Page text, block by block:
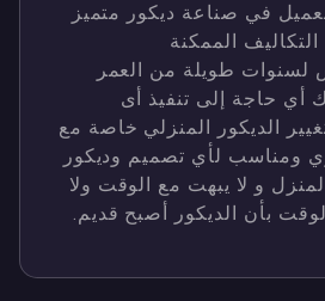
في صناعة ديكور متميز
الممكنة
لسنوات طويلة من العمر
أي حاجة إلى تنفيذ أى
الديكور المنزلي خاصة مع
ومناسب لأي تصميم وديكور
و لا يبهت مع الوقت ولا
بأن الديكور أصبح قديم.